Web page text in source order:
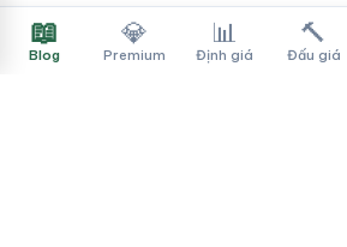
📖
Blog
💎
Premium
📊
Định giá
🔨
Đấu giá